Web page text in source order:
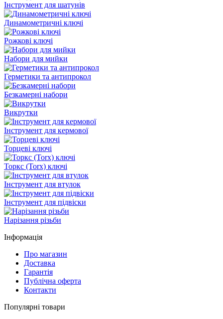
Інструмент для шатунів
Динамометричні ключі
Рожкові ключі
Набори для мийки
Герметики та антипрокол
Безкамерні набори
Викрутки
Інструмент для кермової
Торцеві ключі
Торкс (Torx) ключі
Інструмент для втулок
Інструмент для підвіски
Нарізання різьби
Інформація
Про магазин
Доставка
Гарантія
Публічна оферта
Контакти
Популярні товари